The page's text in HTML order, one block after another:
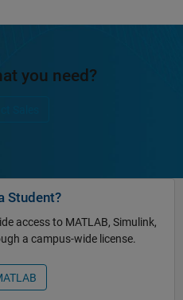
you need?
Student?
access to MATLAB, Simulink,
a campus-wide license.